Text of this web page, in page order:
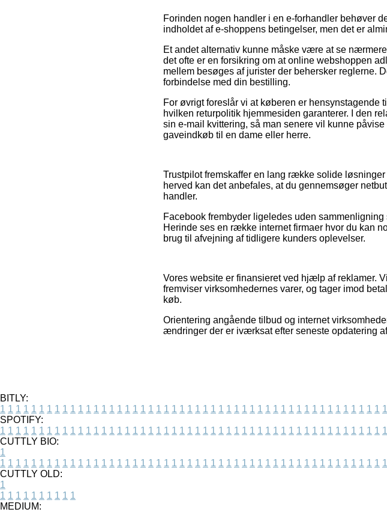
Forinden nogen handler i en e-forhandler behøver
indholdet af e-shoppens betingelser, men det er
Et andet alternativ kunne måske være at se
det ofte er en forsikring om at online webshoppen
mellem besøges af jurister der behersker reglerne.
forbindelse med din bestilling.
For øvrigt foreslår vi at køberen er hensynstagende
hvilken returpolitik hjemmesiden garanterer. I den
sin e-mail kvittering, så man senere vil kunne
gaveindkøb til en dame eller herre.
Trustpilot fremskaffer en lang række solide
herved kan det anbefales, at du gennemsøger
handler.
Facebook frembyder ligeledes uden
Herinde ses en række internet firmaer hvor du kan
brug til afvejning af tidligere kunders oplevelser.
Vores website er finansieret ved hjælp af reklamer.
fremviser virksomhedernes varer, og tager imod
køb.
Orientering angående tilbud og internet
ændringer der er iværksat efter seneste opdatering
BITLY:
1 1 1 1 1 1 1 1 1 1 1 1 1 1 1 1 1 1 1 1 1 1 1 1 1 1 1 1 1 1 1 1 1 1 1 1 1 1 1 1 1 1 1 1 1 1 1 1 1 1
SPOTIFY:
1 1 1 1 1 1 1 1 1 1 1 1 1 1 1 1 1 1 1 1 1 1 1 1 1 1 1 1 1 1 1 1 1 1 1 1 1 1 1 1 1 1 1 1 1 1 1 1 1 1
CUTTLY BIO:
1
1 1 1 1 1 1 1 1 1 1 1 1 1 1 1 1 1 1 1 1 1 1 1 1 1 1 1 1 1 1 1 1 1 1 1 1 1 1 1 1 1 1 1 1 1 1 1 1 1 1
CUTTLY OLD:
1
1 1 1 1 1 1 1 1 1 1
MEDIUM: